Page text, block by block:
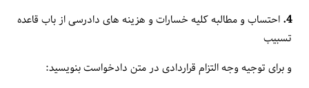
4. احتساب و مطالبه کلیه خسارات و هزینه های دادرسی از باب قاعده
تسبیب
و برای توجیه وجه التزام قراردادی در متن دادخواست بنویسید: